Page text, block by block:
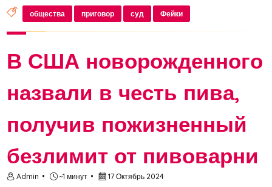
ложной информации о действиях российской
армии. Наказание начнет действо...
общества приговор суд Фейки
В США новорожденного
назвали в честь пива,
получив пожизненный
безлимит от пивоварни
Admin ~1 минут 17 Октябрь 2024